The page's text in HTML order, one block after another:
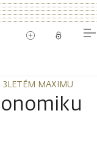
MAXIMU
MAXIMU